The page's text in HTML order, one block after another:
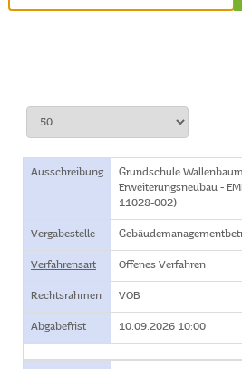
Ausschreibung
Grundschule
Erweiterungsneubau -
11028-002)
Vergabestelle
Verfahrensart Offenes Verfahren
Rechtsrahmen VOB
Abgabefrist 10.09.2026 10:00